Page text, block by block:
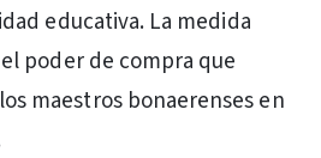
educativa. La medida
poder de compra que
maestros bonaerenses en